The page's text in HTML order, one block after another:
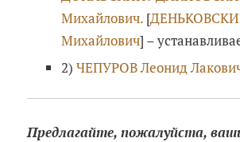
Михайлович.[
Михайлович] –
2) ЧЕПУРОВ Леонид
Предлагайте, пожалуйста,